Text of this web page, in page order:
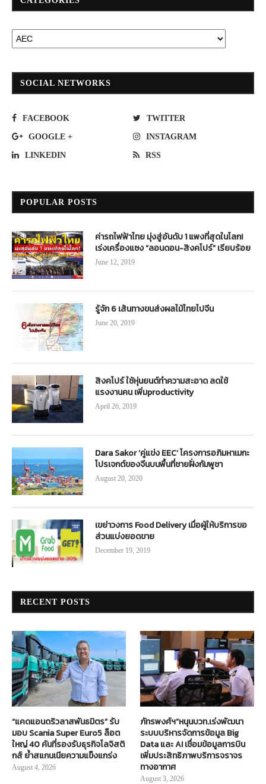
SOCIAL NETWORKS
FACEBOOK TWITTER
GOOGLE + INSTAGRAM
LINKEDIN RSS
POPULAR POSTS
ค่ารถไฟฟ้าไทย มุ่งสู่อันดับ 1 แพงที่สุดในโลก!
เร่งเครื่องแซง “ลอนดอน-สิงคโปร์” เรียบร้อย
June 12, 2019
รู้จัก 6 เส้นทางขนส่งผลไม้ไทยไปจีน
June 20, 2019
สิงคโปร์ ใช้หุ่นยนต์ทำความสะอาด ลดใช้
แรงงานคน เพิ่มproductivity
April 26, 2019
Dara Sakor ‘คู่แข่ง EEC’ โครงการอภิมหาเมกะ
โปรเจกต์ของจีนบนพื้นที่ชายฝั่งกัมพูชา
August 20, 2020
เขย่าวงการ Food Delivery เมื่อผู้ให้บริการขอ
ส่วนแบ่งยอดขาย
December 19, 2019
RECENT POSTS
“แคดแอนดริวลาสพันธมิตร” รับ
มอบ Scania Super Euro5 ล็อต
ใหญ่ 40 คันที่รองรับธุรกิจโลจิสติ
กส์ ย้ำสแกนเนียความแข็งแกร่ง
August 4, 2026
ภัทรพงศ์ฯ”หนุนบวท.เร่งพัฒนา
ระบบบริหารจัดการข้อมูล Big
Data และ AI เชื่อมข้อมูลการบิน
เพิ่มประสิทธิภาพบริการจราจร
ทางอากาศ
August 3, 2026